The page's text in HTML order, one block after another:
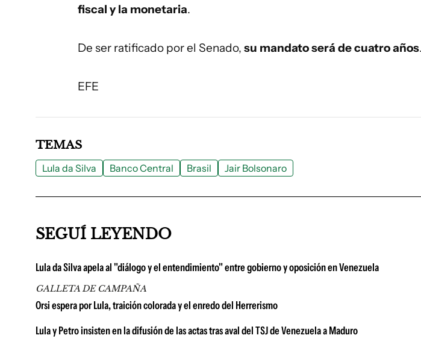
fiscal y la monetaria.
De ser ratificado por el Senado, su mandato será de cuatro años.
EFE
TEMAS
Lula da Silva Banco Central Brasil Jair Bolsonaro
SEGUÍ LEYENDO
Lula da Silva apela al "diálogo y el entendimiento" entre gobierno y oposición en Venezuela
GALLETA DE CAMPAÑA
Orsi espera por Lula, traición colorada y el enredo del Herrerismo
Lula y Petro insisten en la difusión de las actas tras aval del TSJ de Venezuela a Maduro